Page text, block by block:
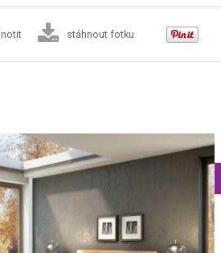
stáhnout fotku